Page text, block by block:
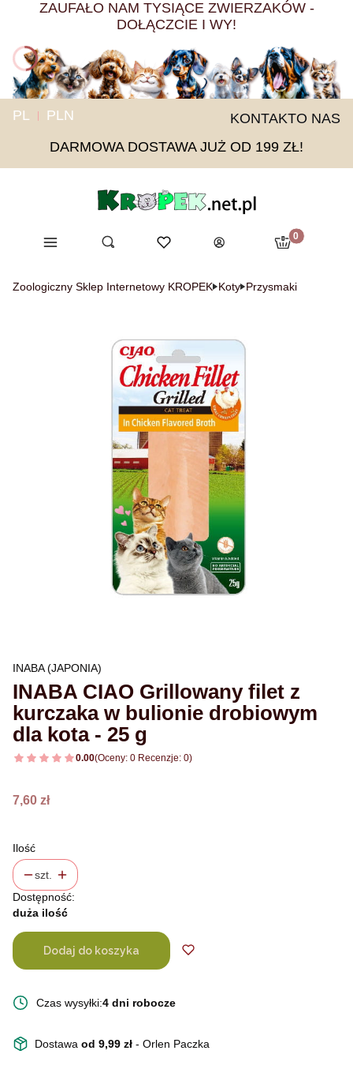
ZAUFAŁO NAM TYSIĄCE ZWIERZAKÓW -
DOŁĄCZCIE I WY!
PL PLN KONTAKTO NAS
DARMOWA DOSTAWA JUŻ OD 199 ZŁ!
Menu Otwórz wyszukiwarkę
Szukaj Ulubione
Zaloguj się
Produkty w
Koszyk
Zoologiczny Sklep Internetowy KROPEK Koty Przysmaki
INABA (JAPONIA)
INABA CIAO Grillowany filet z
kurczaka w bulionie drobiowym
dla kota - 25 g
0.00(Oceny: 0 Recenzje: 0)
Cena
7,60 zł
Ilość
szt.
Dostępność:
duża ilość
Dodaj do koszyka
Czas wysyłki:4 dni robocze
Dostawa od 9,99 zł - Orlen Paczka